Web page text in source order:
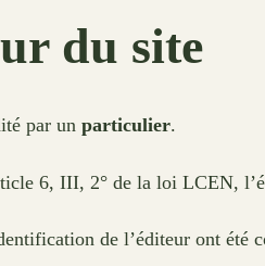
du site
par un particulier.
6, III, 2° de la loi LCEN,
de l’éditeur ont été